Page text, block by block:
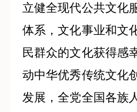
立健全现代公共文化
体系，文化事业和文
民群众的文化获得感
动中华优秀传统文化
发展，全党全国各族